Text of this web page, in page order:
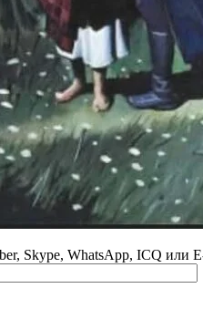
Skype, WhatsApp, ICQ или